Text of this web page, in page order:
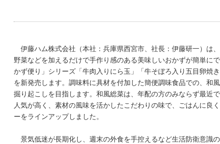
伊藤ハム株式会社（本社：兵庫県西宮市、社長：伊藤研一）は
野菜などを加えるだけで手作り感のある美味しいおかずが簡単に
かず便り」シリーズ「牛肉入りにら玉」「牛そぼろ入り五目卵焼
を新発売します。調味料に具材を付加した簡便調味食品での、和
掘り起こしを目指します。和風総菜は、年配の方のみならず最近
人気が高く、素材の風味を活かしたこだわりの味で、ごはんに良
ーをラインアップしました。
景気低迷が長期化し、週末の外食を手控えるなど生活防衛意識